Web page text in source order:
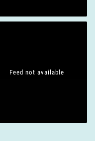
Feed not available